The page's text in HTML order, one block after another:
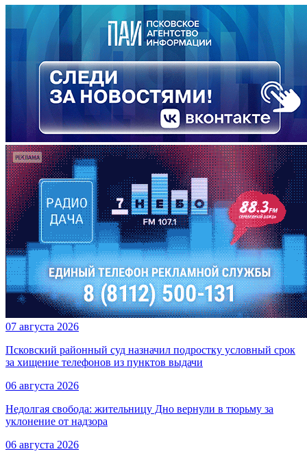
07 августа 2026
Псковский районный суд назначил подростку условный срок
за хищение телефонов из пунктов выдачи
06 августа 2026
Недолгая свобода: жительницу Дно вернули в тюрьму за
уклонение от надзора
06 августа 2026